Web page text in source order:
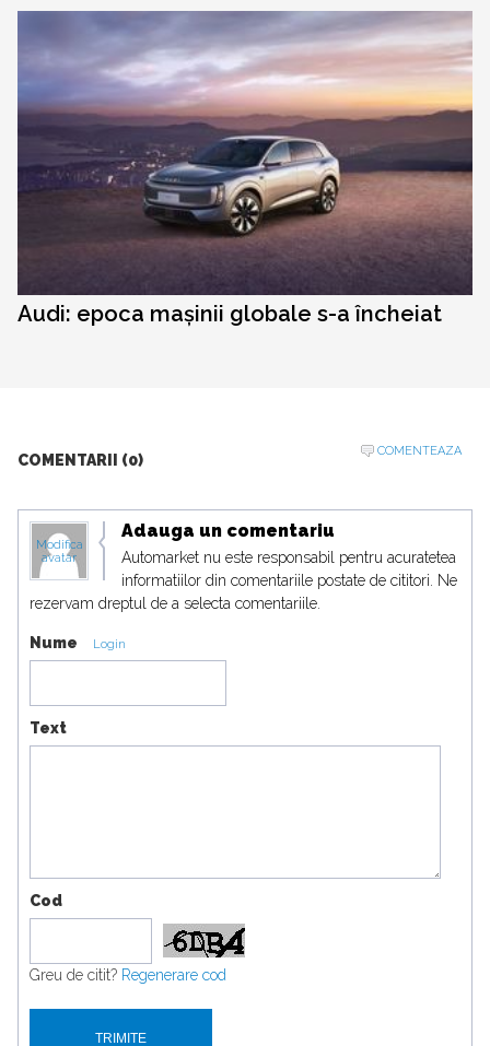
Audi: epoca mașinii globale s-a încheiat
COMENTARII (0)
COMENTEAZA
Modifica
avatar
Adauga un comentariu
Automarket nu este responsabil pentru acuratetea
informatiilor din comentariile postate de cititori. Ne
rezervam dreptul de a selecta comentariile.
Nume Login
Text
Cod
Greu de citit? Regenerare cod